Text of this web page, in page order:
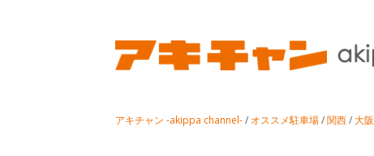
アキチャン -akippa channel-/ オススメ駐車場/関西/大阪